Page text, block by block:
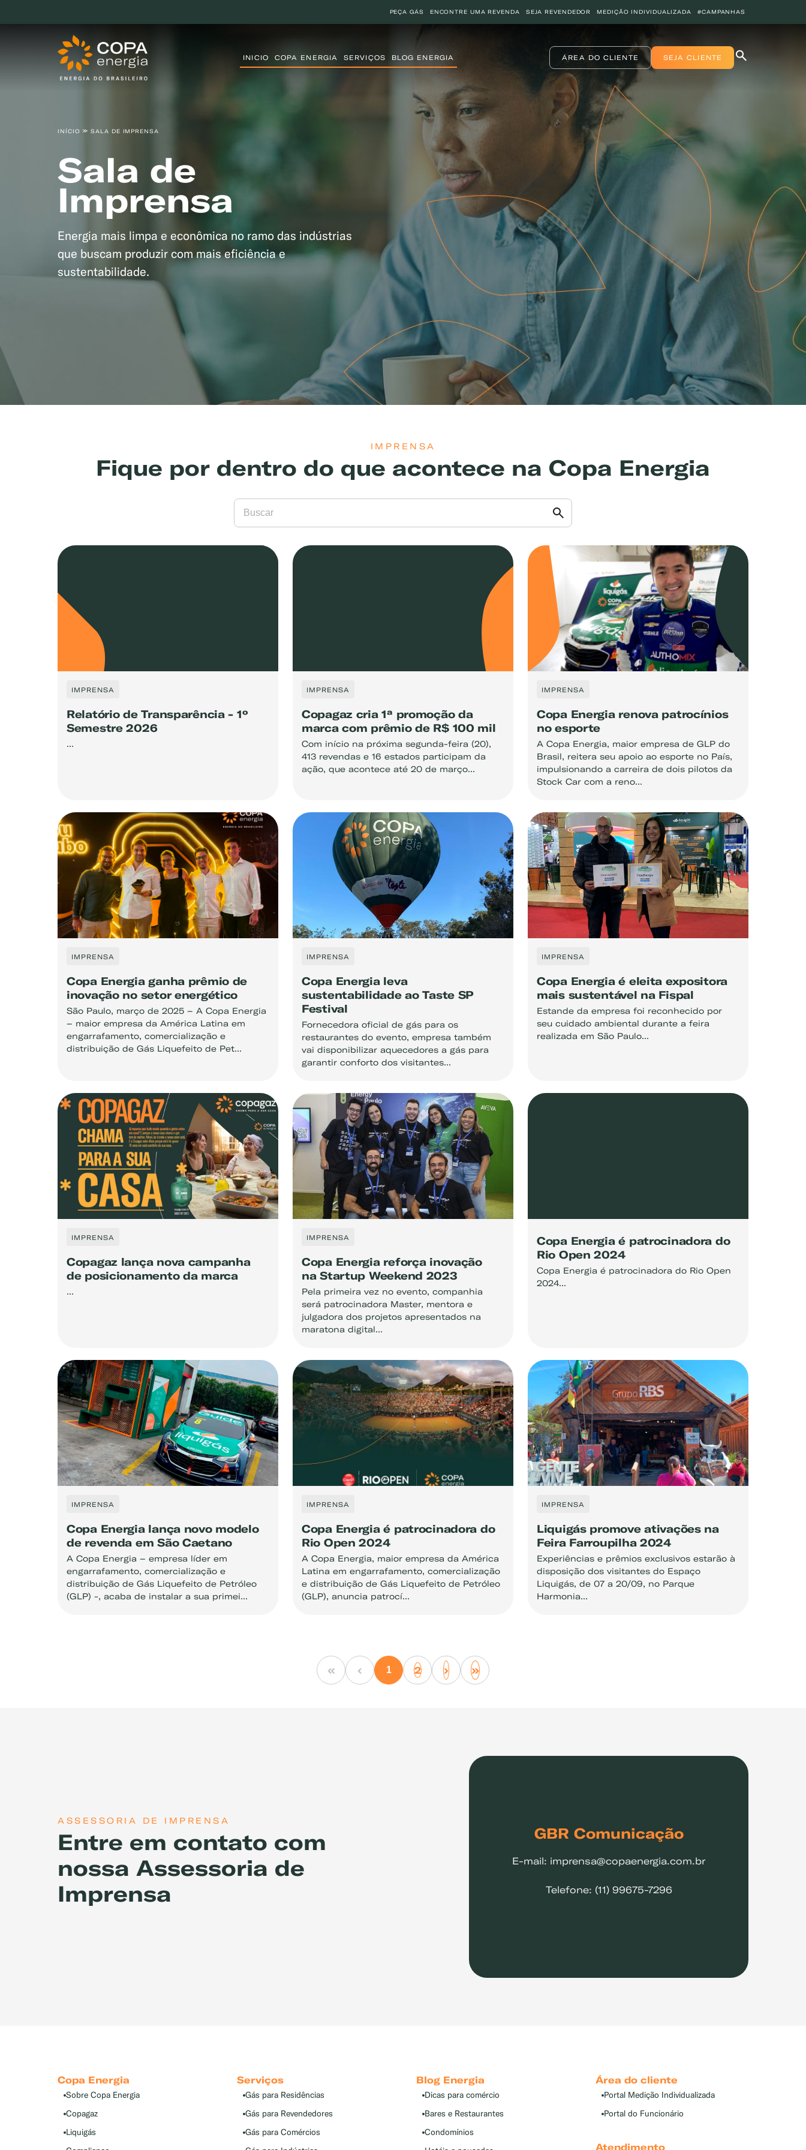
PEÇA GÁS ENCONTRE UMA REVENDA SEJA REVENDEDOR MEDIÇÃO INDIVIDUALIZADA #CAMPANHAS
INICIO COPA ENERGIA SERVIÇOS BLOG ENERGIA ÁREA DO CLIENTE SEJA CLIENTE
INICIO
BLOG ENERGIA
ENCONTRE UMA REVENDA
MEDIÇÃO INDIVIDUALIZADA
INÍCIO SALA DE IMPRENSA
Sala de
Imprensa
Energia mais limpa e econômica no ramo das indústrias
que buscam produzir com mais eficiência e
sustentabilidade.
IMPRENSA
Fique por dentro do que acontece na Copa Energia
IMPRENSA
Relatório de Transparência - 1º
Semestre 2026
...
IMPRENSA
Copagaz cria 1ª promoção da
marca com prêmio de R$ 100 mil
Com início na próxima segunda-feira (20),
413 revendas e 16 estados participam da
ação, que acontece até 20 de março...
IMPRENSA
Copa Energia renova patrocínios
no esporte
A Copa Energia, maior empresa de GLP do
Brasil, reitera seu apoio ao esporte no País,
impulsionando a carreira de dois pilotos da
Stock Car com a reno...
IMPRENSA
Copa Energia ganha prêmio de
inovação no setor energético
São Paulo, março de 2025 – A Copa Energia
– maior empresa da América Latina em
engarrafamento, comercialização e
distribuição de Gás Liquefeito de Pet...
IMPRENSA
Copa Energia leva
sustentabilidade ao Taste SP
Festival
Fornecedora oficial de gás para os
restaurantes do evento, empresa também
vai disponibilizar aquecedores a gás para
garantir conforto dos visitantes...
IMPRENSA
Copa Energia é eleita expositora
mais sustentável na Fispal
Estande da empresa foi reconhecido por
seu cuidado ambiental durante a feira
realizada em São Paulo...
IMPRENSA
Copagaz lança nova campanha
de posicionamento da marca
...
IMPRENSA
Copa Energia reforça inovação
na Startup Weekend 2023
Pela primeira vez no evento, companhia
será patrocinadora Master, mentora e
julgadora dos projetos apresentados na
maratona digital...
Copa Energia é patrocinadora do
Rio Open 2024
Copa Energia é patrocinadora do Rio Open
2024...
IMPRENSA
Copa Energia lança novo modelo
de revenda em São Caetano
A Copa Energia – empresa líder em
engarrafamento, comercialização e
distribuição de Gás Liquefeito de Petróleo
(GLP) -, acaba de instalar a sua primei...
IMPRENSA
Copa Energia é patrocinadora do
Rio Open 2024
A Copa Energia, maior empresa da América
Latina em engarrafamento, comercialização
e distribuição de Gás Liquefeito de Petróleo
(GLP), anuncia patrocí...
IMPRENSA
Liquigás promove ativações na
Feira Farroupilha 2024
Experiências e prêmios exclusivos estarão à
disposição dos visitantes do Espaço
Liquigás, de 07 a 20/09, no Parque
Harmonia...
« ‹ 1 2 › »
ASSESSORIA DE IMPRENSA
Entre em contato com
nossa Assessoria de
Imprensa
GBR Comunicação
E-mail: imprensa@copaenergia.com.br
Telefone: (11) 99675-7296
Copa Energia
Sobre Copa Energia
Copagaz
Liquigás
Serviços
Gás para Residências
Gás para Revendedores
Gás para Comércios
Blog Energia
Dicas para comércio
Bares e Restaurantes
Condomínios
Área do cliente
Portal Medição Individualizada
Portal do Funcionário
Atendimento